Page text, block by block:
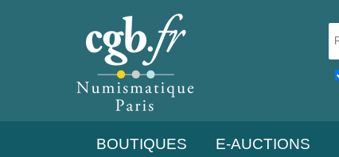
BOUTIQUES E-AUCTIONS